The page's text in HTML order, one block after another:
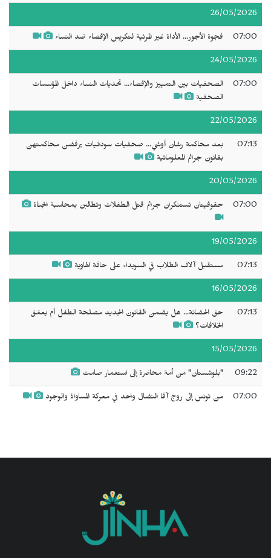
26/05/2026
07:00 فجوة الأجور... الأداة غير المرئية لتكريس الإقصاء ضد النساء
24/05/2026
07:00
الصحفيات بين التمييز والإقصاء... تحديات النساء داخل المؤسسات
الصحفية
22/05/2026
07:13
بعد محاكمة رشان أوشي... صحفيات سودانيات يرفضن محاكمتهن
بقانون جرائم المعلوماتية
20/05/2026
07:00 حقوقيتان تستنكران جرائم قتل الطفلات وتطالبن بمحاسبة الجناة
19/05/2026
07:13 مستقبل آلاف الطلاب في السويداء على حافة الهاوية
16/05/2026
07:13
حق الحضانة... هل يضمن القانون الجديد مصلحة الطفل أم يعمّق
الخلافات؟
15/05/2026
09:22 "بلوشستان" من أمة محاصَرة إلى استعمار صامت
07:00 من تونس إلى روج آفا النضال واحد في معركة المساواة والوجود